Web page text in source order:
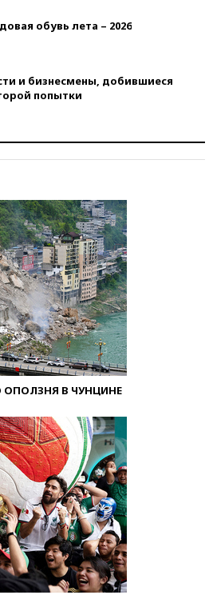
обувь лета – 2026
и бизнесмены, добившиеся
попытки
В ЧУНЦИНЕ